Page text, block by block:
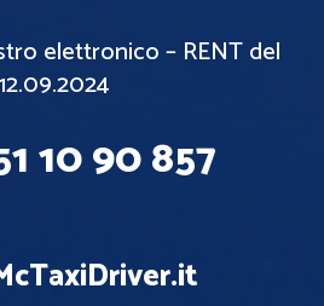
elettronico – RENT del
12.09.2024
10 90 857